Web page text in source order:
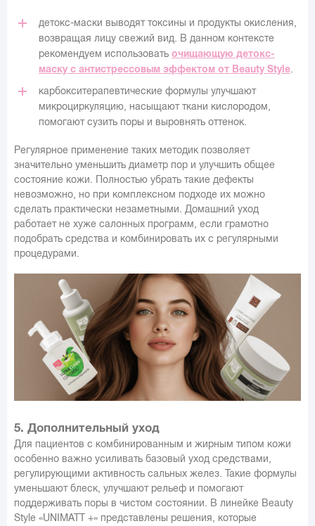
детокс-маски выводят токсины и продукты окисления,
возвращая лицу свежий вид. В данном контексте
рекомендуем использовать очищающую детокс-
маску с антистрессовым эффектом от Beauty Style
карбокситерапевтические формулы улучшают
микроциркуляцию, насыщают ткани кислородом,
помогают сузить поры и выровнять оттенок.
Регулярное применение таких методик позволяет
значительно уменьшить диаметр пор и улучшить общее
состояние кожи. Полностью убрать такие дефекты
невозможно, но при комплексном подходе их можно
сделать практически незаметными. Домашний уход
работает не хуже салонных программ, если грамотно
подобрать средства и комбинировать их с регулярными
процедурами.
5. Дополнительный уход
Для пациентов с комбинированным и жирным типом кожи
особенно важно усиливать базовый уход средствами,
регулирующими активность сальных желез. Такие формулы
уменьшают блеск, улучшают рельеф и помогают
поддерживать поры в чистом состоянии. В линейке Beauty
Style «UNIMATT +» представлены решения, которые